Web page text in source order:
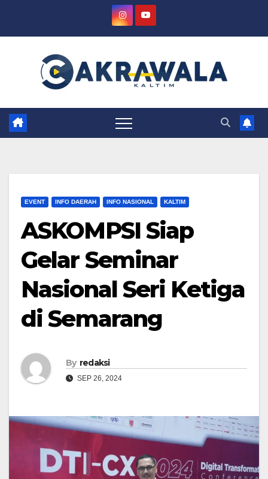
EVENT INFO DAERAH INFO NASIONAL KALTIM
ASKOMPSI Siap
Gelar Seminar
Nasional Seri Ketiga
di Semarang
By redaksi
SEP 26, 2024